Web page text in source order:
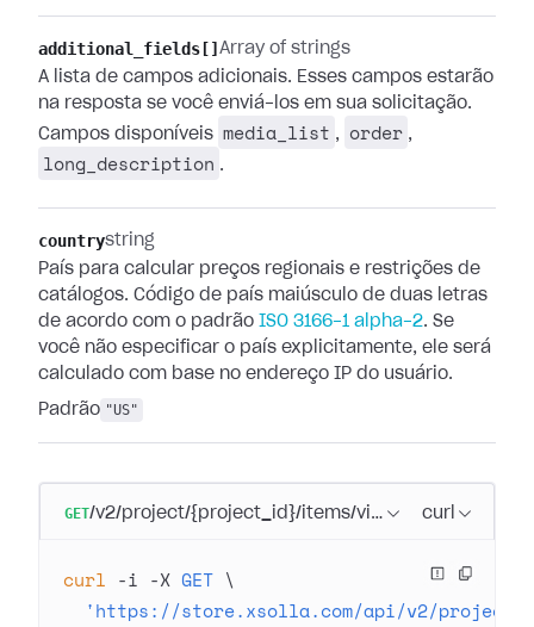
additional_fields[] Array of strings
A lista de campos adicionais. Esses campos estarão
na resposta se você enviá-los em sua solicitação.
Campos disponíveis media_list , order ,
long_description .
countrystring
País para calcular preços regionais e restrições de
catálogos. Código de país maiúsculo de duas letras
de acordo com o padrão ISO 3166-1 alpha-2. Se
você não especificar o país explicitamente, ele será
calculado com base no endereço IP do usuário.
Padrão "US"
GET/v2/project/{project_id}/items/virtual_currency
curl
curl -i -X GET \
'https://store.xsolla.com/api/v2/